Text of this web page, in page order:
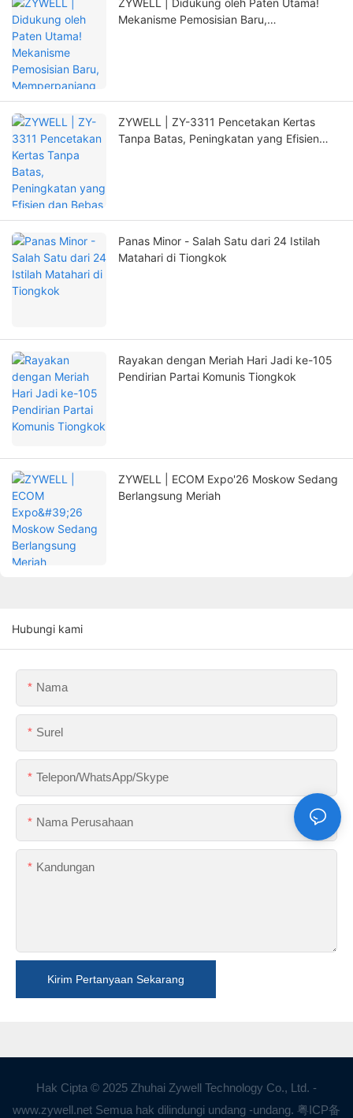
ZYWELL | Didukung oleh Paten Utama!
Mekanisme Pemosisian Baru,
ZYWELL | ZY-3311 Pencetakan Kertas
Tanpa Batas, Peningkatan yang Efisien
Panas Minor - Salah Satu dari 24 Istilah
Matahari di Tiongkok
Rayakan dengan Meriah Hari Jadi ke-105
Pendirian Partai Komunis Tiongkok
ZYWELL | ECOM Expo'26 Moskow Sedang
Berlangsung Meriah
Hubungi kami
Nama
Surel
Telepon/WhatsApp/Skype
Nama Perusahaan
Kandungan
Kirim Pertanyaan Sekarang
Hak Cipta © 2025 Zhuhai Zywell Technology Co., Ltd. -
www.zywell.net Semua hak dilindungi undang -undang. 粤ICP备